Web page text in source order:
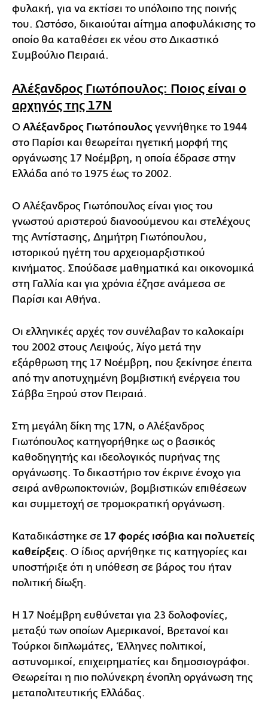
φυλακή, για να εκτίσει το υπόλοιπο της ποινής
του. Ωστόσο, δικαιούται αίτημα αποφυλάκισης το
οποίο θα καταθέσει εκ νέου στο Δικαστικό
Συμβούλιο Πειραιά.
Αλέξανδρος Γιωτόπουλος: Ποιος είναι ο
αρχηγός της 17Ν
Ο Αλέξανδρος Γιωτόπουλος γεννήθηκε το 1944
στο Παρίσι και θεωρείται ηγετική μορφή της
οργάνωσης 17 Νοέμβρη, η οποία έδρασε στην
Ελλάδα από το 1975 έως το 2002.
Ο Αλέξανδρος Γιωτόπουλος είναι γιος του
γνωστού αριστερού διανοούμενου και στελέχους
της Αντίστασης, Δημήτρη Γιωτόπουλου,
ιστορικού ηγέτη του αρχειομαρξιστικού
κινήματος. Σπούδασε μαθηματικά και οικονομικά
στη Γαλλία και για χρόνια έζησε ανάμεσα σε
Παρίσι και Αθήνα.
Οι ελληνικές αρχές τον συνέλαβαν το καλοκαίρι
του 2002 στους Λειψούς, λίγο μετά την
εξάρθρωση της 17 Νοέμβρη, που ξεκίνησε έπειτα
από την αποτυχημένη βομβιστική ενέργεια του
Σάββα Ξηρού στον Πειραιά.
Στη μεγάλη δίκη της 17Ν, ο Αλέξανδρος
Γιωτόπουλος κατηγορήθηκε ως ο βασικός
καθοδηγητής και ιδεολογικός πυρήνας της
οργάνωσης. Το δικαστήριο τον έκρινε ένοχο για
σειρά ανθρωποκτονιών, βομβιστικών επιθέσεων
και συμμετοχή σε τρομοκρατική οργάνωση.
Καταδικάστηκε σε 17 φορές ισόβια και πολυετείς
καθείρξεις. Ο ίδιος αρνήθηκε τις κατηγορίες και
υποστήριξε ότι η υπόθεση σε βάρος του ήταν
πολιτική δίωξη.
Η 17 Νοέμβρη ευθύνεται για 23 δολοφονίες,
μεταξύ των οποίων Αμερικανοί, Βρετανοί και
Τούρκοι διπλωμάτες, Έλληνες πολιτικοί,
αστυνομικοί, επιχειρηματίες και δημοσιογράφοι.
Θεωρείται η πιο πολύνεκρη ένοπλη οργάνωση της
μεταπολιτευτικής Ελλάδας.